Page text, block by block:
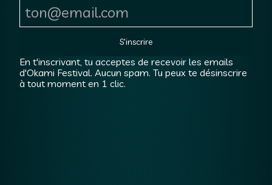
S'inscrire
En t'inscrivant, tu acceptes de recevoir les emails
d'Okami Festival. Aucun spam. Tu peux te désinscrire
à tout moment en 1 clic.